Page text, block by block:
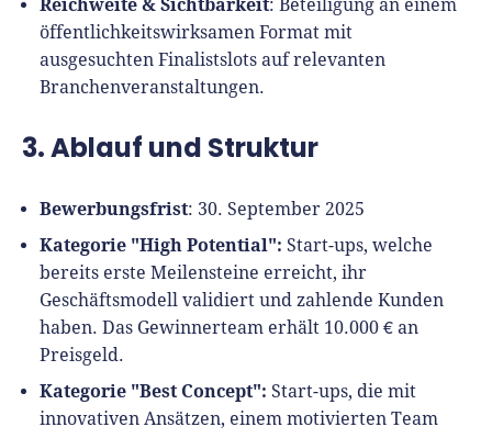
Weitere Tools & Vorlagen
Vergleiche
Richtig versichern
Steuerberatung
Deals
: Beteiligung an einem
öffentlichkeitswirksamen Format mit
ausgesuchten Finalistslots auf relevanten
Branchenveranstaltungen.
3. Ablauf und Struktur
Bewerbungsfrist: 30. September 2025
Kategorie "High Potential": Start-ups, welche
bereits erste Meilensteine erreicht, ihr
Geschäftsmodell validiert und zahlende Kunden
haben. Das Gewinnerteam erhält 10.000 € an
Preisgeld.
Kategorie "Best Concept": Start-ups, die mit
innovativen Ansätzen, einem motivierten Team